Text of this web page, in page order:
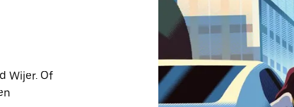
Wijer. Of